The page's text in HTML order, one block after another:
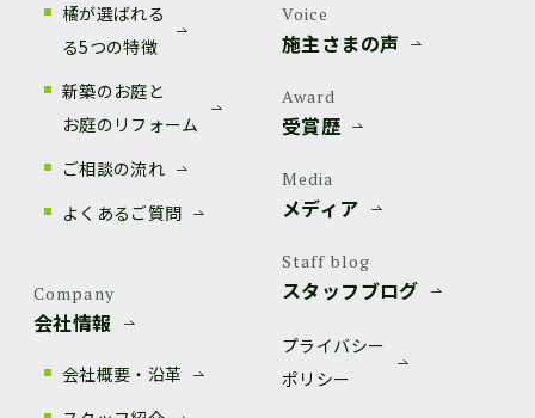
橘が選ばれる
る5つの特徴
新築のお庭と
お庭のリフォーム
ご相談の流れ
よくあるご質問
Company
会社情報
会社概要・沿革
Voice
施主さまの声
Award
受賞歴
Media
メディア
Staff blog
スタッフブログ
プライバシー
ポリシー